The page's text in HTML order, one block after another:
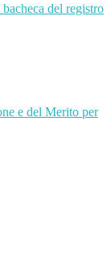
del registro
e del Merito per